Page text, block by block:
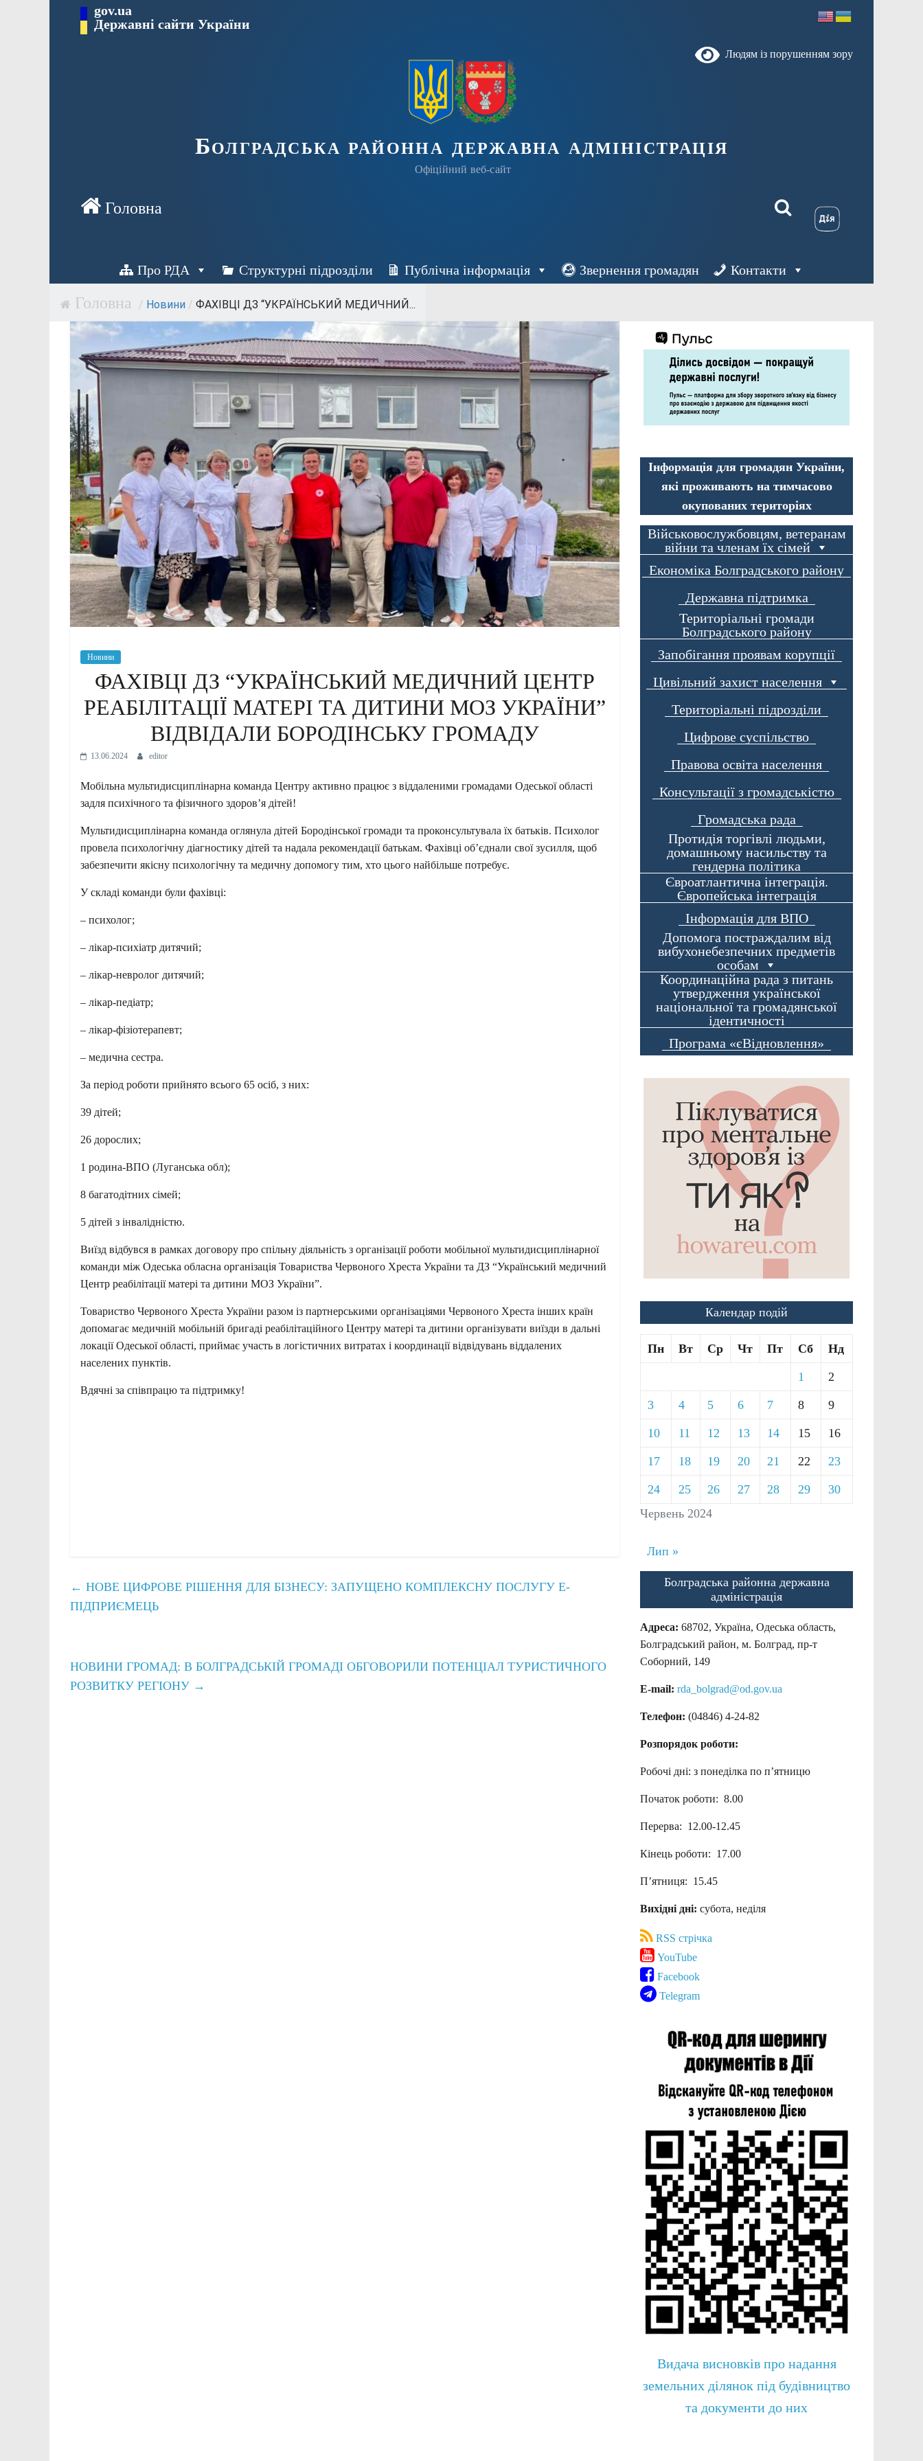
Перейти gov.ua
Державні сайти України
Людям із порушенням зору
Болградська районна державна адміністрація
Офіційний веб-сайт
Про РДА Структурні підрозділи Публічна інформація Звернення громадян Контакти
/ Новини / ФАХІВЦІ ДЗ “УКРАЇНСЬКИЙ МЕДИЧНИЙ...
Новини
ФАХІВЦІ ДЗ “УКРАЇНСЬКИЙ МЕДИЧНИЙ ЦЕНТР
РЕАБІЛІТАЦІЇ МАТЕРІ ТА ДИТИНИ МОЗ УКРАЇНИ”
ВІДВІДАЛИ БОРОДІНСЬКУ ГРОМАДУ
13.06.2024 editor
Мобільна мультидисциплінарна команда Центру активно працює з віддаленими громадами Одеської області
задля психічного та фізичного здоров’я дітей!
Мультидисциплінарна команда оглянула дітей Бородінської громади та проконсультувала їх батьків. Психолог
провела психологічну діагностику дітей та надала рекомендації батькам. Фахівці об’єднали свої зусилля, щоб
забезпечити якісну психологічну та медичну допомогу тим, хто цього найбільше потребує.
У складі команди були фахівці:
– психолог;
– лікар-психіатр дитячий;
– лікар-невролог дитячий;
– лікар-педіатр;
– лікар-фізіотерапевт;
– медична сестра.
За період роботи прийнято всього 65 осіб, з них:
39 дітей;
26 дорослих;
1 родина-ВПО (Луганська обл);
8 багатодітних сімей;
5 дітей з інвалідністю.
Виїзд відбувся в рамках договору про спільну діяльність з організації роботи мобільної мультидисциплінарної
команди між Одеська обласна організація Товариства Червоного Хреста України та ДЗ “Український медичний
Центр реабілітації матері та дитини МОЗ України”.
Товариство Червоного Хреста України разом із партнерськими організаціями Червоного Хреста інших країн
допомагає медичній мобільній бригаді реабілітаційного Центру матері та дитини організувати виїзди в дальні
локації Одеської області, приймає участь в логістичних витратах і координації відвідувань віддалених
населених пунктів.
Вдячні за співпрацю та підтримку!
← НОВЕ ЦИФРОВЕ РІШЕННЯ ДЛЯ БІЗНЕСУ: ЗАПУЩЕНО КОМПЛЕКСНУ ПОСЛУГУ Е-
ПІДПРИЄМЕЦЬ
НОВИНИ ГРОМАД: В БОЛГРАДСЬКІЙ ГРОМАДІ ОБГОВОРИЛИ ПОТЕНЦІАЛ ТУРИСТИЧНОГО
РОЗВИТКУ РЕГІОНУ →
Інформація для громадян України,
які проживають на тимчасово
окупованих територіях
Військовослужбовцям, ветеранам
війни та членам їх сімей
Економіка Болградського району
Державна підтримка
Територіальні громади
Болградського району
Запобігання проявам корупції
Цивільний захист населення
Територіальні підрозділи
Цифрове суспільство
Правова освіта населення
Консультації з громадськістю
Громадська рада
Протидія торгівлі людьми,
домашньому насильству та
гендерна політика
Євроатлантична інтеграція.
Європейська інтеграція
Інформація для ВПО
Допомога постраждалим від
вибухонебезпечних предметів
особам
Координаційна рада з питань
утвердження української
національної та громадянської
ідентичності
Програма «єВідновлення»
Календар подій
Червень 2024
Пн Вт Ср Чт Пт Сб Нд
1 2
3 4 5 6 7 8 9
10 11 12 13 14 15 16
17 18 19 20 21 22 23
24 25 26 27 28 29 30
Лип »
Болградська районна державна
адміністрація
Адреса: 68702, Україна, Одеська область,
Болградський район, м. Болград, пр-т
Соборний, 149
E-mail: rda_bolgrad@od.gov.ua
Телефон: (04846) 4-24-82
Розпорядок роботи:
Робочі дні: з понеділка по п’ятницю
Початок роботи: 8.00
Перерва: 12.00-12.45
Кінець роботи: 17.00
П’ятниця: 15.45
Вихідні дні: субота, неділя
RSS стрічка
YouTube
Facebook
Telegram
Видача висновків про надання
земельних ділянок під будівництво
та документи до них